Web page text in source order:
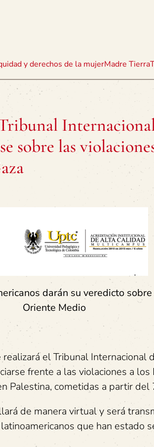
y derechos de la mujerMadre Tierra
sobre las
darán su veredicto
Oriente Medio
el Tribunal Internacional
frente a las violaciones a
Palestina, cometidas a partir
de manera virtual y será
que han estado